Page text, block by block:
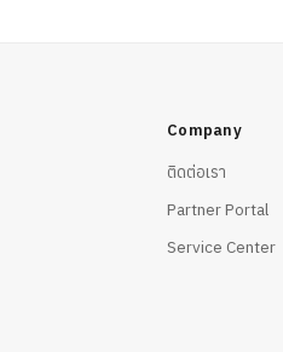
Company
ติดต่อเรา
Partner Portal
Service Center